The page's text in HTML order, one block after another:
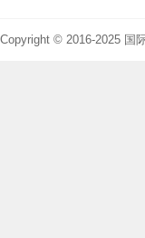
Copyright © 2016-2025 国